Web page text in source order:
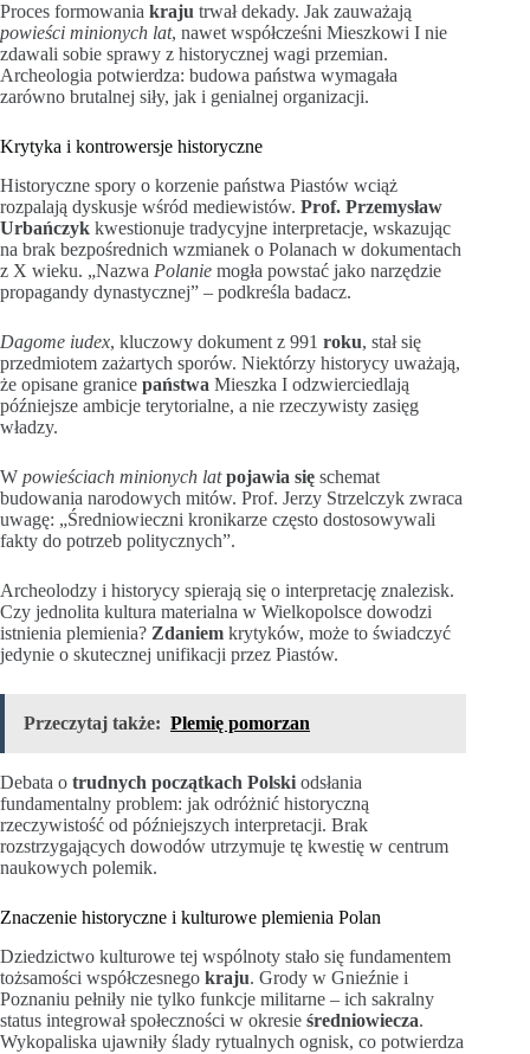
Proces formowania kraju trwał dekady. Jak zauważają
powieści minionych lat, nawet współcześni Mieszkowi I nie
zdawali sobie sprawy z historycznej wagi przemian.
Archeologia potwierdza: budowa państwa wymagała
zarówno brutalnej siły, jak i genialnej organizacji.
Krytyka i kontrowersje historyczne
Historyczne spory o korzenie państwa Piastów wciąż
rozpalają dyskusje wśród mediewistów. Prof. Przemysław
Urbańczyk kwestionuje tradycyjne interpretacje, wskazując
na brak bezpośrednich wzmianek o Polanach w dokumentach
z X wieku. „Nazwa Polanie mogła powstać jako narzędzie
propagandy dynastycznej” – podkreśla badacz.
Dagome iudex, kluczowy dokument z 991 roku, stał się
przedmiotem zażartych sporów. Niektórzy historycy uważają,
że opisane granice państwa Mieszka I odzwierciedlają
późniejsze ambicje terytorialne, a nie rzeczywisty zasięg
władzy.
W powieściach minionych lat pojawia się schemat
budowania narodowych mitów. Prof. Jerzy Strzelczyk zwraca
uwagę: „Średniowieczni kronikarze często dostosowywali
fakty do potrzeb politycznych”.
Archeolodzy i historycy spierają się o interpretację znalezisk.
Czy jednolita kultura materialna w Wielkopolsce dowodzi
istnienia plemienia? Zdaniem krytyków, może to świadczyć
jedynie o skutecznej unifikacji przez Piastów.
Przeczytaj także: Plemię pomorzan
Debata o trudnych początkach Polski odsłania
fundamentalny problem: jak odróżnić historyczną
rzeczywistość od późniejszych interpretacji. Brak
rozstrzygających dowodów utrzymuje tę kwestię w centrum
naukowych polemik.
Znaczenie historyczne i kulturowe plemienia Polan
Dziedzictwo kulturowe tej wspólnoty stało się fundamentem
tożsamości współczesnego kraju. Grody w Gnieźnie i
Poznaniu pełniły nie tylko funkcje militarne – ich sakralny
status integrował społeczności w okresie średniowiecza.
Wykopaliska ujawniły ślady rytualnych ognisk, co potwierdza